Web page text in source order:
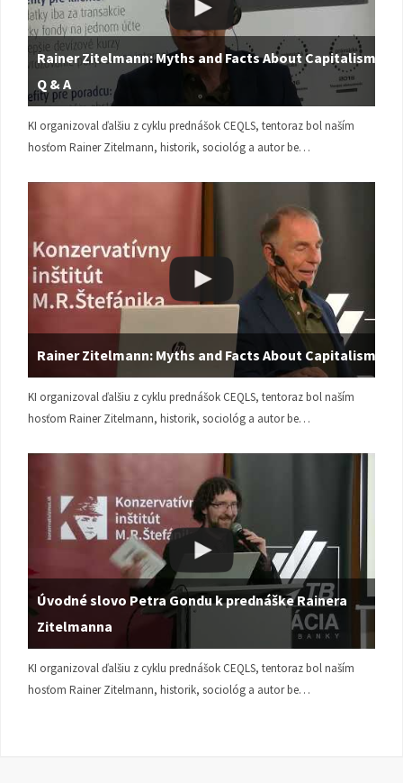
Rainer Zitelmann: Myths and Facts About Capitalism |
Q & A
KI organizoval ďalšiu z cyklu prednášok CEQLS, tentoraz bol naším
hosťom Rainer Zitelmann, historik, sociológ a autor be…
Rainer Zitelmann: Myths and Facts About Capitalism
KI organizoval ďalšiu z cyklu prednášok CEQLS, tentoraz bol naším
hosťom Rainer Zitelmann, historik, sociológ a autor be…
Úvodné slovo Petra Gondu k prednáške Rainera
Zitelmanna
KI organizoval ďalšiu z cyklu prednášok CEQLS, tentoraz bol naším
hosťom Rainer Zitelmann, historik, sociológ a autor be…